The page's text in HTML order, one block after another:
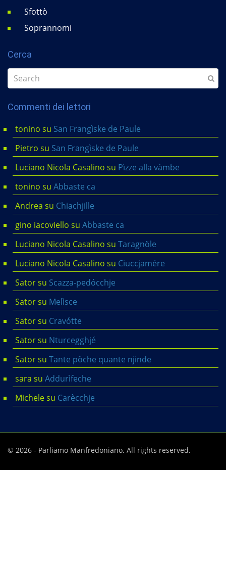
Sfottò
Soprannomi
Cerca
Commenti dei lettori
tonino su San Frangìske de Paule
Pietro su San Frangìske de Paule
Luciano Nicola Casalino su Pìzze alla vàmbe
tonino su Abbaste ca
Andrea su Chiachjille
gino iacoviello su Abbaste ca
Luciano Nicola Casalino su Taragnöle
Luciano Nicola Casalino su Ciuccjamére
Satorsu Scazza-pedócchje
Satorsu Melìsce
Satorsu Cravótte
Satorsu Nturcegghjé
Satorsu Tante pöche quante njinde
sara su Addurìfeche
Michelesu Carècchje
© 2026 - Parliamo Manfredoniano. All rights reserved.